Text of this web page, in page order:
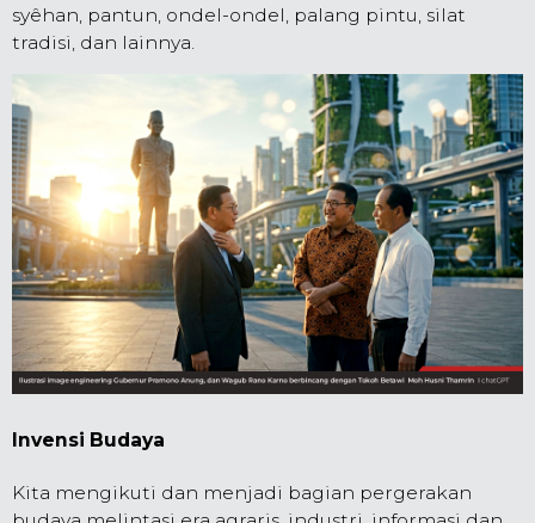
syêhan, pantun, ondel-ondel, palang pintu, silat
tradisi, dan lainnya.
Invensi Budaya
Kita mengikuti dan menjadi bagian pergerakan